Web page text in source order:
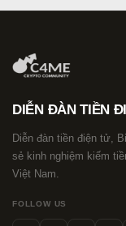
DIỄN ĐÀN TIỀN
Diễn đàn tiền điện tử,
sẻ kinh nghiệm kiếm
Việt Nam.
FOLLOW US